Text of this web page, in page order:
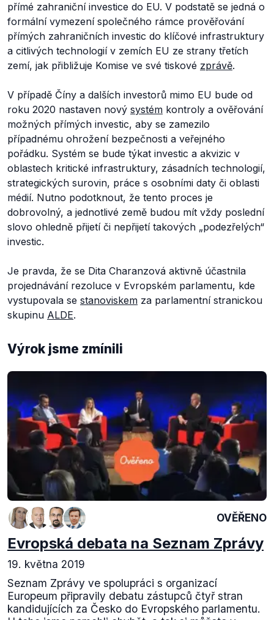
přímé zahraniční investice do EU. V podstatě se jedná o
formální vymezení společného rámce prověřování
přímých zahraničních investic do klíčové infrastruktury
a citlivých technologií v zemích EU ze strany třetích
zemí, jak přibližuje Komise ve své tiskové zprávě.
V případě Číny a dalších investorů mimo EU bude od
roku 2020 nastaven nový systém kontroly a ověřování
možných přímých investic, aby se zamezilo
případnému ohrožení bezpečnosti a veřejného
pořádku. Systém se bude týkat investic a akvizic v
oblastech kritické infrastruktury, zásadních technologií,
strategických surovin, práce s osobními daty či oblasti
médií. Nutno podotknout, že tento proces je
dobrovolný, a jednotlivé země budou mít vždy poslední
slovo ohledně přijetí či nepřijetí takových „podezřelých“
investic.
Je pravda, že se Dita Charanzová aktivně účastnila
projednávání rezoluce v Evropském parlamentu, kde
vystupovala se stanoviskem za parlamentní stranickou
skupinu ALDE.
Výrok jsme zmínili
OVĚŘENO
Evropská debata na Seznam Zprávy
19. května 2019
Seznam Zprávy ve spolupráci s organizací
Europeum připravily debatu zástupců čtyř stran
kandidujících za Česko do Evropského parlamentu.